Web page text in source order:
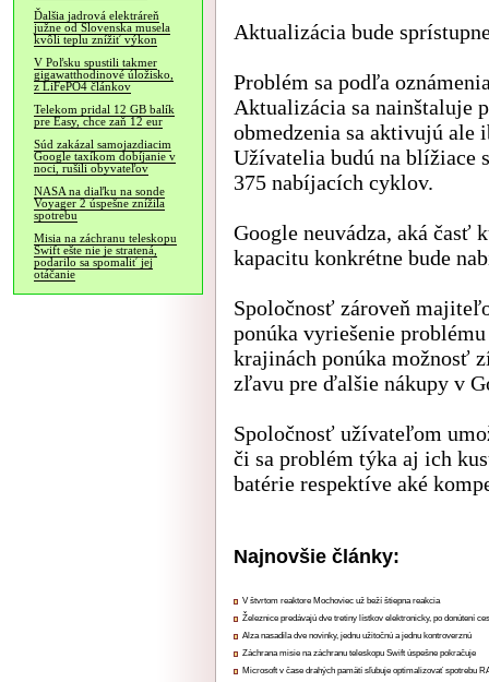
Ďalšia jadrová elektráreň
južne od Slovenska musela
kvôli teplu znížiť výkon
V Poľsku spustili takmer
gigawatthodinové úložisko,
z LiFePO4 článkov
Telekom pridal 12 GB balík
pre Easy, chce zaň 12 eur
Súd zakázal samojazdiacim
Google taxíkom dobíjanie v
noci, rušili obyvateľov
NASA na diaľku na sonde
Voyager 2 úspešne znížila
spotrebu
Misia na záchranu teleskopu
Swift ešte nie je stratená,
podarilo sa spomaliť jej
otáčanie
Aktualizácia bude
Problém sa podľa
Aktualizácia sa nainštaluje
obmedzenia sa aktivujú ale
Užívatelia budú na blížiace
375 nabíjacích cyklov.
Google neuvádza, aká časť
kapacitu konkrétne bude
Spoločnosť zároveň
ponúka vyriešenie
krajinách ponúka možnosť
zľavu pre ďalšie nákupy v
Spoločnosť užívateľom
či sa problém týka aj ich
batérie respektíve aké
Najnovšie články:
V štvrtom reaktore Mochoviec už beží štiepna reakcia
Železnice predávajú dve tretiny lístkov elektronicky, po donútení
Alza nasadila dve novinky, jednu užitočnú a jednu kontroverznú
Záchrana misie na záchranu teleskopu Swift úspešne pokračuje
Microsoft v čase drahých pamätí sľubuje optimalizovať spotrebu